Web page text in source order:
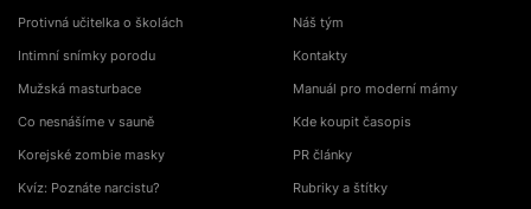
Protivná učitelka o školách
Intimní snímky porodu
Mužská masturbace
Co nesnášíme v sauně
Korejské zombie masky
Kvíz: Poznáte narcistu?
Náš tým
Kontakty
Manuál pro moderní mámy
Kde koupit časopis
PR články
Rubriky a štítky